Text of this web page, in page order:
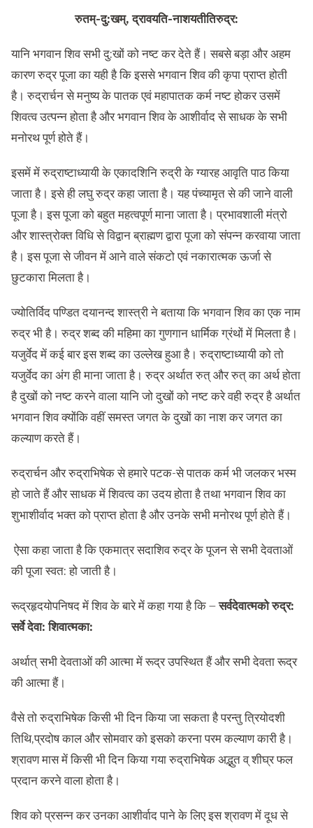
रुतम्-दु:खम्, द्रावयति-नाशयतीतिरुद्र:
यानि भगवान शिव सभी दु:खों को नष्ट कर देते हैं। सबसे बड़ा और अहम
कारण रुद्र पूजा का यही है कि इससे भगवान शिव की कृपा प्राप्त होती
है। रुद्रार्चन से मनुष्य के पातक एवं महापातक कर्म नष्ट होकर उसमें
शिवत्व उत्पन्न होता है और भगवान शिव के आशीर्वाद से साधक के सभी
मनोरथ पूर्ण होते हैं।
इसमें में रुद्राष्टाध्यायी के एकादशिनि रुद्री के ग्यारह आवृति पाठ किया
जाता है। इसे ही लघु रुद्र कहा जाता है। यह पंच्यामृत से की जाने वाली
पूजा है। इस पूजा को बहुत महत्वपूर्ण माना जाता है। प्रभावशाली मंत्रो
और शास्त्रोक्त विधि से विद्वान ब्राह्मण द्वारा पूजा को संपन्न करवाया जाता
है। इस पूजा से जीवन में आने वाले संकटो एवं नकारात्मक ऊर्जा से
छुटकारा मिलता है।
ज्योतिर्विद पण्डित दयानन्द शास्त्री ने बताया कि भगवान शिव का एक नाम
रुद्र भी है। रुद्र शब्द की महिमा का गुणगान धार्मिक ग्रंथों में मिलता है।
यजुर्वेद में कई बार इस शब्द का उल्लेख हुआ है। रुद्राष्टाध्यायी को तो
यजुर्वेद का अंग ही माना जाता है। रुद्र अर्थात रुत् और रुत् का अर्थ होता
है दुखों को नष्ट करने वाला यानि जो दुखों को नष्ट करे वही रुद्र है अर्थात
भगवान शिव क्योंकि वहीं समस्त जगत के दुखों का नाश कर जगत का
कल्याण करते हैं।
रुद्रार्चन और रुद्राभिषेक से हमारे पटक-से पातक कर्म भी जलकर भस्म
हो जाते हैं और साधक में शिवत्व का उदय होता है तथा भगवान शिव का
शुभाशीर्वाद भक्त को प्राप्त होता है और उनके सभी मनोरथ पूर्ण होते हैं।
ऐसा कहा जाता है कि एकमात्र सदाशिव रुद्र के पूजन से सभी देवताओं
की पूजा स्वत: हो जाती है।
रूद्रहृदयोपनिषद में शिव के बारे में कहा गया है कि –सर्वदेवात्मको रुद्र:
सर्वे देवा: शिवात्मका:
अर्थात् सभी देवताओं की आत्मा में रूद्र उपस्थित हैं और सभी देवता रूद्र
की आत्मा हैं।
वैसे तो रुद्राभिषेक किसी भी दिन किया जा सकता है परन्तु त्रियोदशी
तिथि,प्रदोष काल और सोमवार को इसको करना परम कल्याण कारी है।
श्रावण मास में किसी भी दिन किया गया रुद्राभिषेक अद्भुत व् शीघ्र फल
प्रदान करने वाला होता है।
शिव को प्रसन्न कर उनका आशीर्वाद पाने के लिए इस श्रावण में दूध से